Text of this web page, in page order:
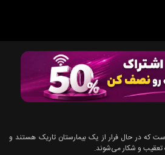
که در حال فرار از یک بیمارستان تاریک هستند و
و شکار می‌شوند.